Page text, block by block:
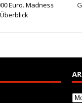
Euro. Madness